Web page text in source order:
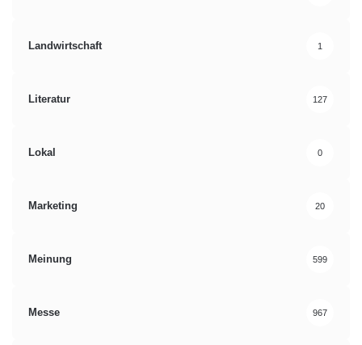
Landwirtschaft 1
Literatur 127
Lokal 0
Marketing 20
Meinung 599
Messe 967